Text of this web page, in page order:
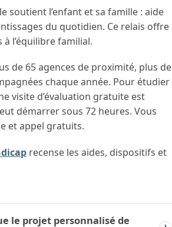
soutient l’enfant et sa famille : aide
du quotidien. Ce relais offre
l’équilibre familial.
de 65 agences de proximité, plus de
chaque année. Pour étudier
visite d’évaluation gratuite est
démarrer sous 72 heures. Vous
et appel gratuits.
recense les aides, dispositifs et
le projet personnalisé de